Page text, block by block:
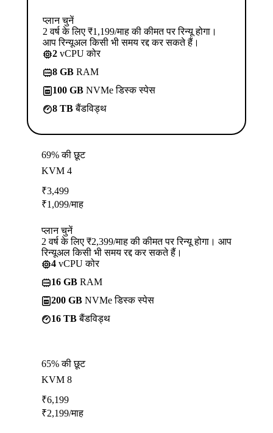
प्लान चुनें
2 वर्ष के लिए ₹1,199/माह की कीमत पर रिन्यू होगा।
आप रिन्यूअल किसी भी समय रद्द कर सकते हैं।
2 vCPU कोर
8 GB RAM
100 GB NVMe डिस्क स्पेस
8 TBबैंडविड्थ
69% की छूट
KVM 4
₹3,499
₹1,099/माह
प्लान चुनें
2 वर्ष के लिए ₹2,399/माह की कीमत पर रिन्यू होगा। आप
रिन्यूअल किसी भी समय रद्द कर सकते हैं।
4 vCPU कोर
16 GB RAM
200 GB NVMe डिस्क स्पेस
16 TBबैंडविड्थ
65% की छूट
KVM 8
₹6,199
₹2,199/माह